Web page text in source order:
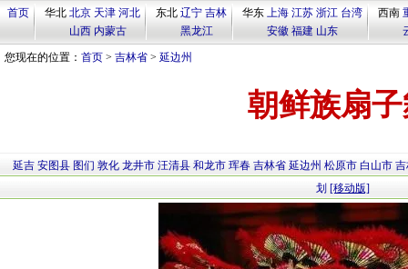
首页 华北 北京 天津 河北
山西 内蒙古
东北 辽宁 吉林
黑龙江
华东 上海 江苏 浙江 台湾
安徽 福建 山东
西南
您现在的位置： 首页 > 吉林省 > 延边州
朝鲜族扇
延吉 安图县 图们 敦化 龙井市 汪清县 和龙市 珲春 吉林省 延边州 松原市 白山市 吉
划 [移动版]